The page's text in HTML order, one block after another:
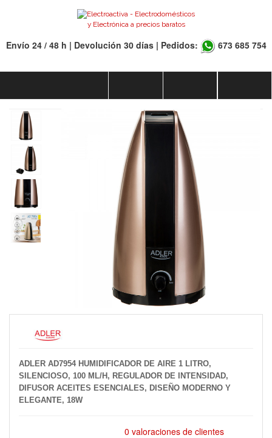
Envío 24 / 48 h | Devolución 30 días | Pedidos: 673 685 754
ADLER AD7954 HUMIDIFICADOR DE AIRE 1 LITRO,
SILENCIOSO, 100 ML/H, REGULADOR DE INTENSIDAD,
DIFUSOR ACEITES ESENCIALES, DISEÑO MODERNO Y
ELEGANTE, 18W
0 valoraciones de clientes